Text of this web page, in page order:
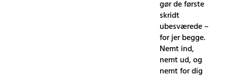
gør de første
skridt
ubesværede –
for jer begge.
Nemt ind,
nemt ud, og
nemt for dig